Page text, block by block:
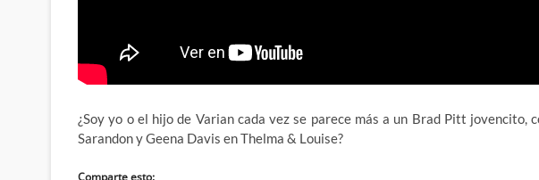
¿Soy yo o el hijo de Varian cada vez se parece más a un Brad Pitt jovencito,
Sarandon y Geena Davis en Thelma & Louise?